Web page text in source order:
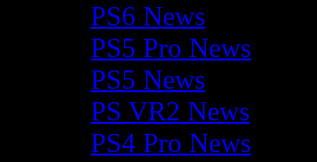
PS6 News
PS5 Pro News
PS5 News
PS VR2 News
PS4 Pro News